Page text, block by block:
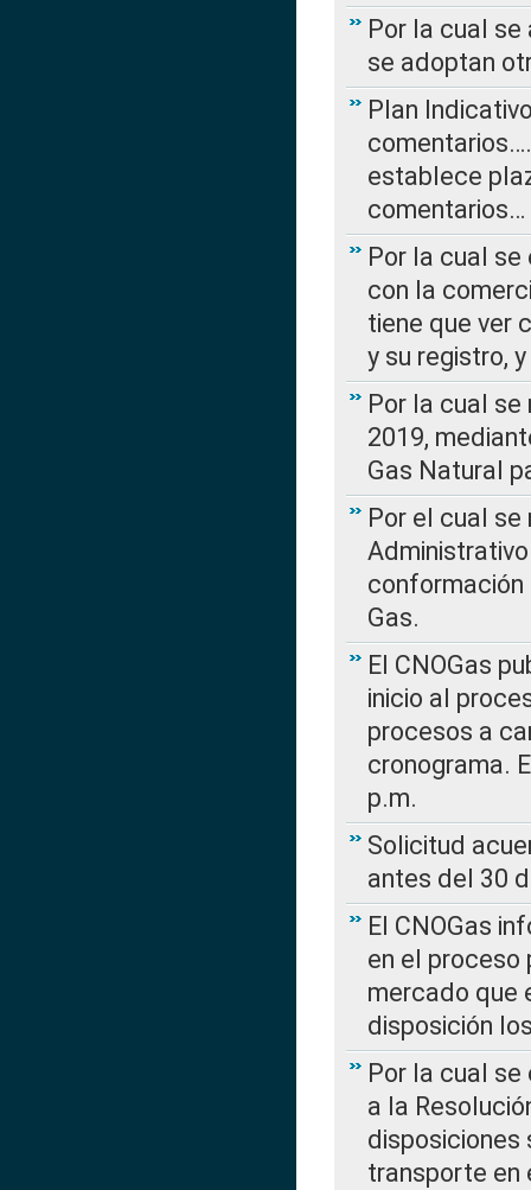
Por la cual
se adoptan
Plan
establece
comentarios…
Por la cual
con la
tiene que ver
y su registro,
Por la cual
2019,
Gas Natural
Por el cual
conformación
Gas.
El CNOGas
inicio al
procesos a
cronograma.
p.m.
Solicitud
antes del 30
El CNOGas
en el
mercado que
disposición
Por la cual se
a la
disposiciones
transporte en